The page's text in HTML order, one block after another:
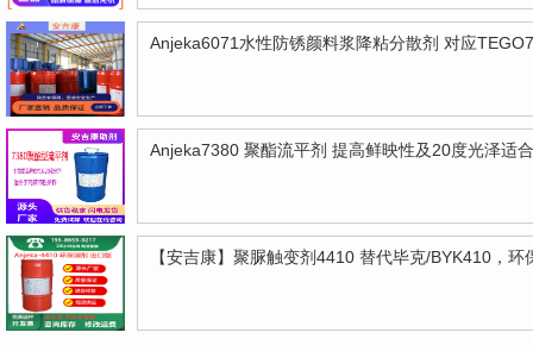
Anjeka7380 聚酯流平剂 提高鲜映性及20度光泽适
【安吉康】聚脲触变剂4410 替代毕克/BYK410，